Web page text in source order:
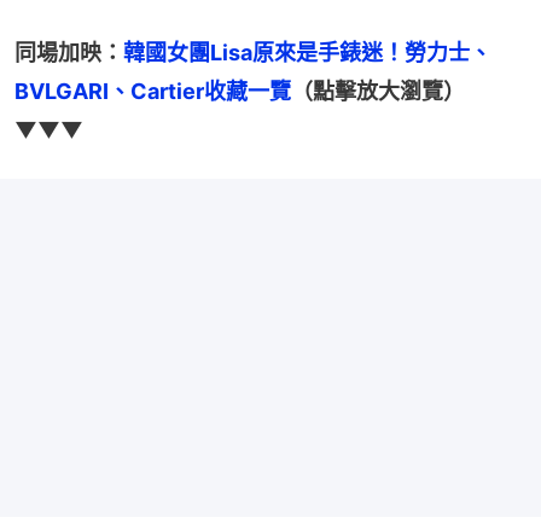
同場加映： 韓國女團Lisa原來是手錶迷！勞力士、
BVLGARI、Cartier收藏一覽 （點擊放大瀏覽）
▼▼▼